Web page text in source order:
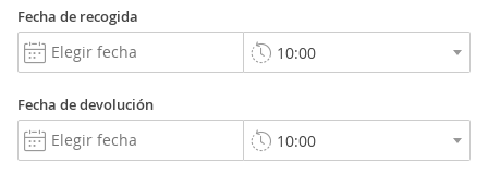
Fecha de recogida
Fecha de devolución